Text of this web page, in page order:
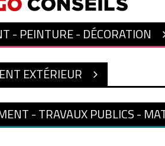
- PEINTURE - DÉCORATION
EXTÉRIEUR
- TRAVAUX PUBLICS -